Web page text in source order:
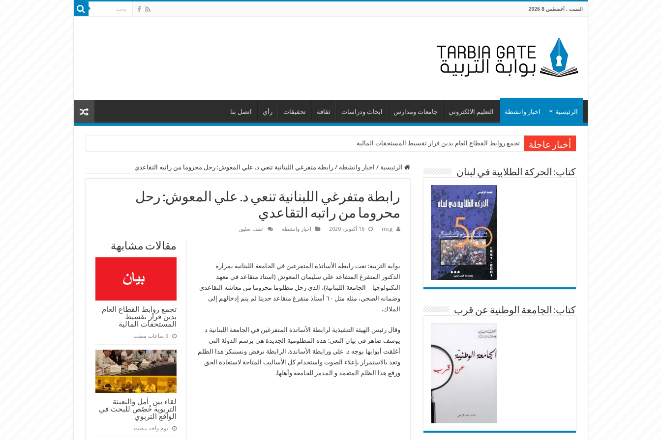
السبت , أغسطس 8 2026
الرئيسية اخبار وانشطة التعليم الالكتروني جامعات ومدارس ابحاث ودراسات ثقافة تحقيقات رأي اتصل بنا
أخبار عاجلة تجمع روابط القطاع العام يدين قرار تقسيط المستحقات المالية
الرئيسية / اخبار وانشطة / رابطة متفرغي اللبنانية تنعي د. علي المعوش: رحل محروما من راتبه التقاعدي
رابطة متفرغي اللبنانية تنعي د. علي المعوش: رحل
محروما من راتبه التقاعدي
mcg 16 أكتوبر، 2020 اخبار وانشطة اضف تعليق
مقالات مشابهة
تجمع روابط القطاع العام
يدين قرار تقسيط
المستحقات المالية
‏9 ساعات مضت
لقاء بين أمل والتعبئة
التربوية خُصّص للبحث في
الواقع التربوي
‏يوم واحد مضت
بوابة التربية: نعت رابطة الأساتذة المتفرغين في الجامعة اللبنانية بمرارة
الدكتور المتفرغ المتقاعد علي سليمان المعوش (استاذ متقاعد في معهد
التكنولوجيا – الجامعة اللبنانية)، الذي رحل مظلوما محروما من معاشه التقاعدي
وضمانه الصحي، مثله مثل ٦٠ أستاذ متفرغ متقاعد حديثا لم يتم إدخالهم إلى
الملاك.
وقال رئيس الهيئة التنفيذية لرابطة الأساتذة المتفرغين في الجامعة اللبنانية د
يوسف ضاهر في بيان النعي: هذه المظلومية الجديدة هي برسم الدولة التي
أغلقت أبوابها بوجه د. علي ورابطة الأساتذة. الرابطة ترفض وتستنكر هذا الظلم
وتعد بالاستمرار بإعلاء الصوت واستخدام كل الأساليب المتاحة لاستعادة الحق
ورفع هذا الظلم المتعمد و المدمر للجامعة وأهلها.
كتاب: الحركة الطلابية في لبنان
كتاب: الجامعة الوطنية عن قرب